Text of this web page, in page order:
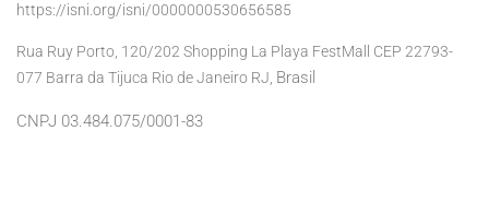
https://isni.org/isni/0000000530656585
Rua Ruy Porto, 120/202 Shopping La Playa FestMall CEP 22793-
077 Barra da Tijuca Rio de Janeiro RJ, Brasil
CNPJ 03.484.075/0001-83